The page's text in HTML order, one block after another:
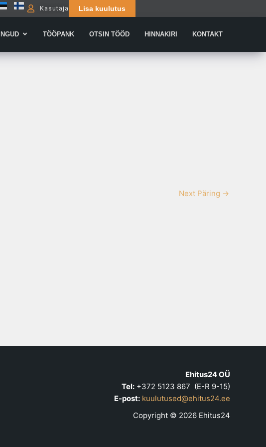
Kasutaja Lisa kuulutus
Open Päringud
TÖÖPANK OTSIN TÖÖD HINNAKIRI KONTAKT
Next Päring →
Ehitus24 OÜ
Tel:+372 5123 867 (E-R 9-15)
E-post: kuulutused@ehitus24.ee
Copyright © 2026 Ehitus24